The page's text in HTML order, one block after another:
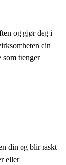
og gjør deg i
din
trenger
din og blir raskt
eller